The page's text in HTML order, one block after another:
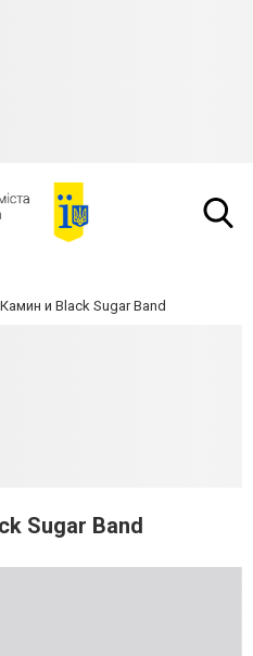
Камин и Black Sugar Band
Sugar Band